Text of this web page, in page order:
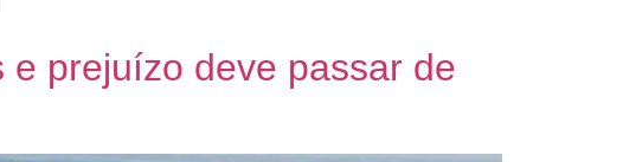
prejuízo deve passar de